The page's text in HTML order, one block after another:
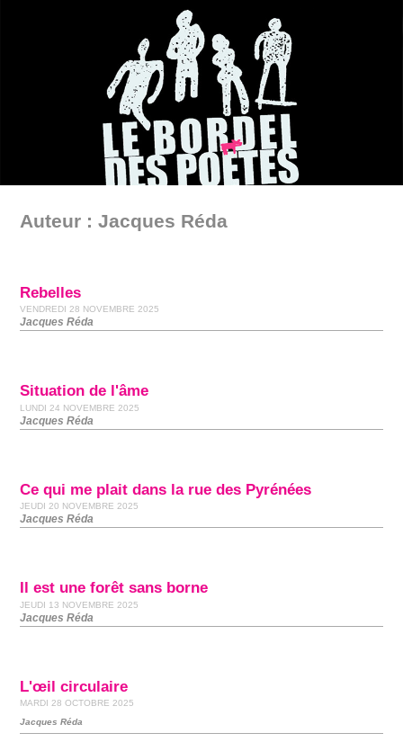
Auteur : Jacques Réda
Rebelles
VENDREDI 28 NOVEMBRE 2025
Jacques Réda
Situation de l'âme
LUNDI 24 NOVEMBRE 2025
Jacques Réda
Ce qui me plait dans la rue des Pyrénées
JEUDI 20 NOVEMBRE 2025
Jacques Réda
Il est une forêt sans borne
JEUDI 13 NOVEMBRE 2025
Jacques Réda
L'œil circulaire
MARDI 28 OCTOBRE 2025
Jacques Réda